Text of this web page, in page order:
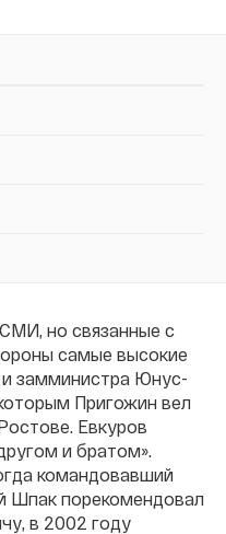
но связанные с
самые высокие
и замминистра Юнус-
Пригожин вел
Евкуров
и братом».
командовавший
Шпак порекомендовал
в 2002 году